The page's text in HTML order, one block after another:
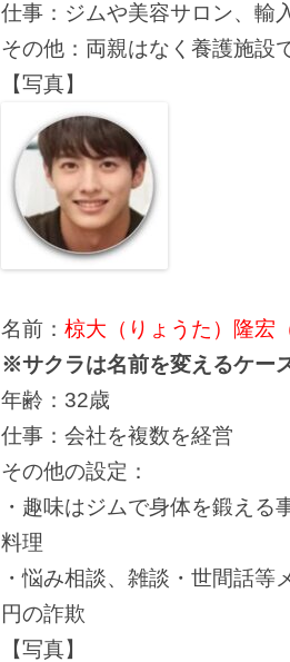
仕事：ジムや美容サロン、輸
その他：両親はなく養護施設
【写真】
名前： 椋大（りょうた）隆宏
※サクラは名前を変えるケー
年齢：32歳
仕事：会社を複数を経営
その他の設定：
・趣味はジムで身体を鍛える
料理
・悩み相談、雑談・世間話
円の詐欺
【写真】